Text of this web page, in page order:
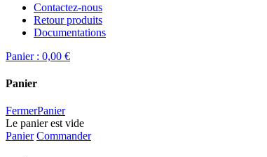
Contactez-nous
Retour produits
Documentations
Panier : 0,00 €
Panier
FermerPanier
Le panier est vide
Panier Commander